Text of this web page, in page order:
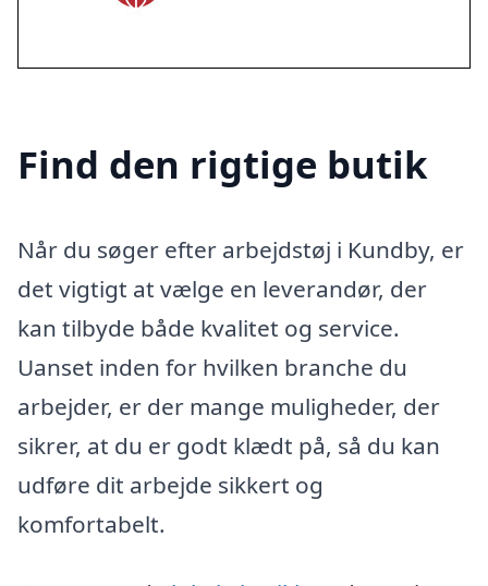
Find den rigtige butik
Når du søger efter arbejdstøj i Kundby, er
det vigtigt at vælge en leverandør, der
kan tilbyde både kvalitet og service.
Uanset inden for hvilken branche du
arbejder, er der mange muligheder, der
sikrer, at du er godt klædt på, så du kan
udføre dit arbejde sikkert og
komfortabelt.